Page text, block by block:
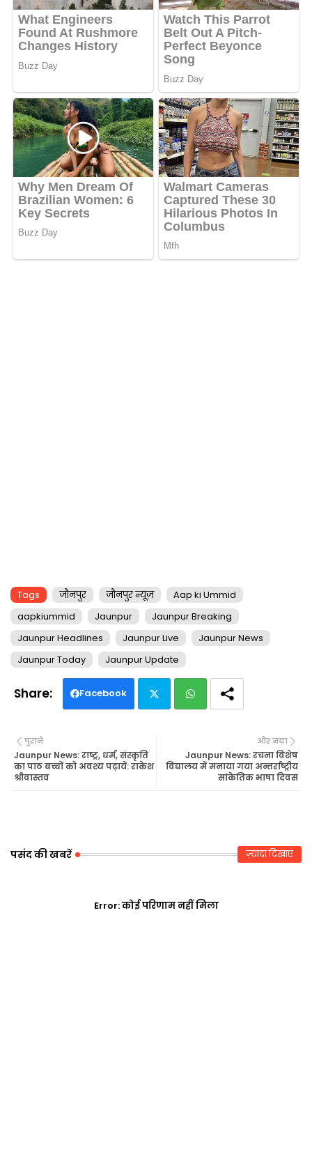
Tags जौनपुर जौनपुर न्यूज़
Aap ki Ummid
aapkiummid
Jaunpur
Jaunpur Breaking
Jaunpur Headlines
Jaunpur Live
Jaunpur News
Jaunpur Today
Jaunpur Update
Facebook
tte ats
और नया
Jaunpur News: रचना विशेष
विद्यालय में मनाया गया अन्तर्राष्ट्रीय
सांकेतिक भाषा दिवस
पुराने
Jaunpur News: राष्ट्र, धर्म, संस्कृति
का पाठ बच्चों को अवश्य पढ़ायें: राकेश
श्रीवास्तव
पसंद की खबरें ज़्यादा दिखाएं
Error:कोई परिणाम नहीं मिला